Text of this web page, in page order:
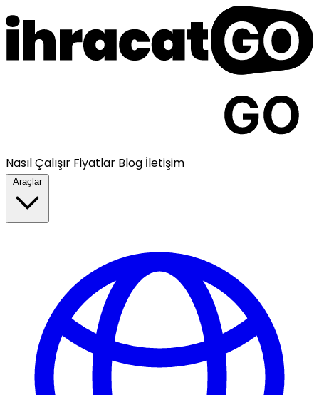
Nasıl Çalışır Fiyatlar Blog İletişim
Araçlar